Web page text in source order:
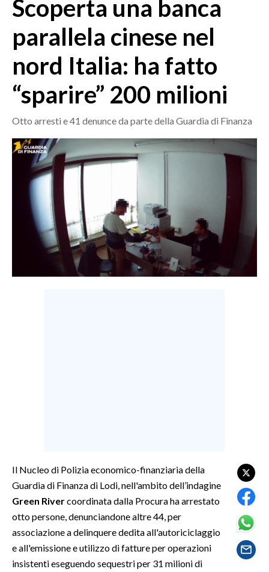
MEDIO CAMPIDANO
ORISTANO E PROVINCIA
SASSARI E PROVINCIA
NUORO E PROVINCIA
OGLIASTRA
CRONACA
ITALIA
MONDO
POLITICA
ECONOMIA
SERVIZI ALLE IMPRESE
MOTORI
TENNIS
ALTRI SPORT
CULTURA
SPETTACOLI
Scoperta una banca
parallela cinese nel
nord Italia: ha fatto
“sparire” 200 milioni
Otto arresti e 41 denunce da parte della Guardia di Finanza
Il Nucleo di Polizia economico-finanziaria della
Guardia di Finanza di Lodi, nell'ambito dell’indagine
Green Rivercoordinata dalla Procura ha arrestato
otto persone, denunciandone altre 44, per
associazione a delinquere dedita all'autoriciclaggio
e all'emissione e utilizzo di fatture per operazioni
insistenti eseguendo sequestri per 31 milioni di